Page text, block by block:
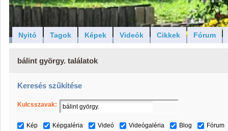
Nyitó Tagok Képek Videók Cikkek Fórum
bálint györgy. találatok
Keresés szűkítése
Kulcsszavak:
Kép Képgaléria Videó Videógaléria Blog Fórum